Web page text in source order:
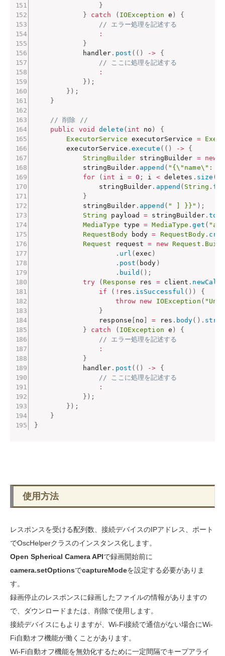
}
}
catch ( IOException e )
{
// エラー処理を記述する
:
}
            handler
. post ( ( ) ->
{
// ここに処理を記述する
:
} ) ;
} ) ;
}
// 削除 //
public
void delete ( int no )
{
ExecutorService executorService =
        executorService
. execute ( ( ) -> {
StringBuilder stringBuilder = new
            stringBuilder
. append ( "{\"name\":
for
( int i = 0 ; i < deletes . size (
                stringBuilder
. append ( String .
}
            stringBuilder
. append ( " ] }}" ) ;
String payload = stringBuilder.
MediaType type = MediaType .get (
RequestBody body = RequestBody.
Request request = new Request .
. url (exec )
. post ( body )
. build ( ) ;
try
(Response res = client . newCall
if
( ! res . isSuccessful ( ) )
{
throw new IOException (
}
                response
no = res . body( ) .
}
catch ( IOException e )
{
// エラー処理を記述する
:
}
            handler
. post ( ( ) ->
{
// ここに処理を記述する
:
} ) ;
} ) ;
}
}
使用方法
レスポンスを受ける配列数、接続デバイスのIPアドレス、ポート
でOscHelperクラスのインスタンス化します。
Open Spherical Camera APIで録画開始前に
camera.setOptionsでcaptureModeを設定する必要がありま
す。
録画停止のレスポンスに録画したファイルの情報がありますの
で、ダウンロードまたは、削除で使用します。
接続デバイスにもよりますが、Wi-Fi接続で通信がない場合にWi-
Fi自動オフ機能が働くことがあります。
Wi-Fi自動オフ機能を無効化するために一定間隔でキープアライ